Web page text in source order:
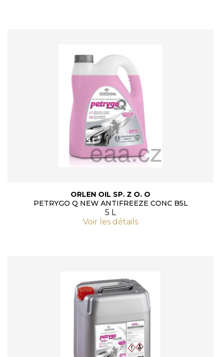
ORLEN OIL SP. Z O. O
PETRYGO Q NEW ANTIFREEZE CONC B5L
5 L
Voir les détails